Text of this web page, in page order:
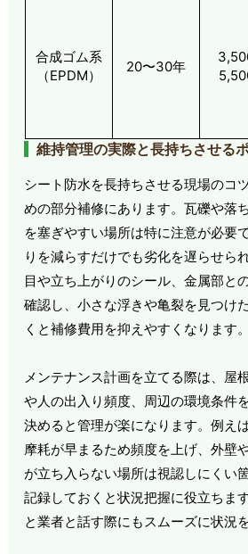
合成ゴム系
（EPDM）
20〜30年
維持管理の実際と長持ちさせる
シート防水を長持ちさせる現場のコ
めの部分補修にあります。瓦礫や落
を塞ぎやすい場所は特に注意が必要
りを減らすだけでも劣化を遅らせら
目や立ち上がりのシール、金属部と
確認し、小さな浮きや亀裂を見つけ
くと補修費用を抑えやすくなります。
メンテナンス計画を立てる際は、屋
や人の出入り頻度、周辺の環境条件
決めると管理が楽になります。例え
摩耗が早まるため頻度を上げ、外壁
が立ち入らない場所は視認しにくい
記録しておくと状況把握に役立ちま
と業者と話す際にもスムーズに状況